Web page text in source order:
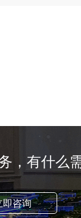
，有什么
即咨询